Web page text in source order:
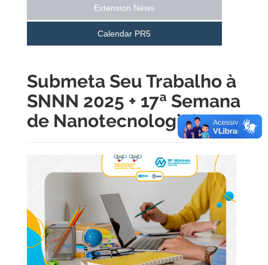
Extension News
Calendar PR5
Submeta Seu Trabalho à
SNNN 2025 + 17ª Semana
de Nanotecnologia!